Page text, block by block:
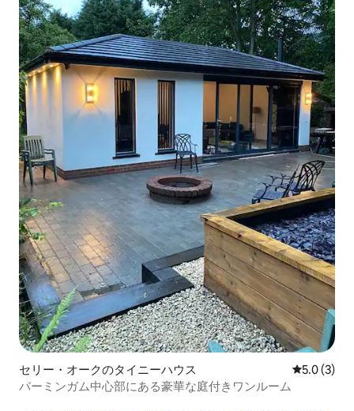
セリー・オークのタイニーハウス レビュー3
5.0 (3)
バーミンガム中心部にある豪華な庭付きワンルーム